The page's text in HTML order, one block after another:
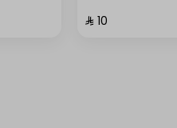
⁨⁦‪‬ 10⁩